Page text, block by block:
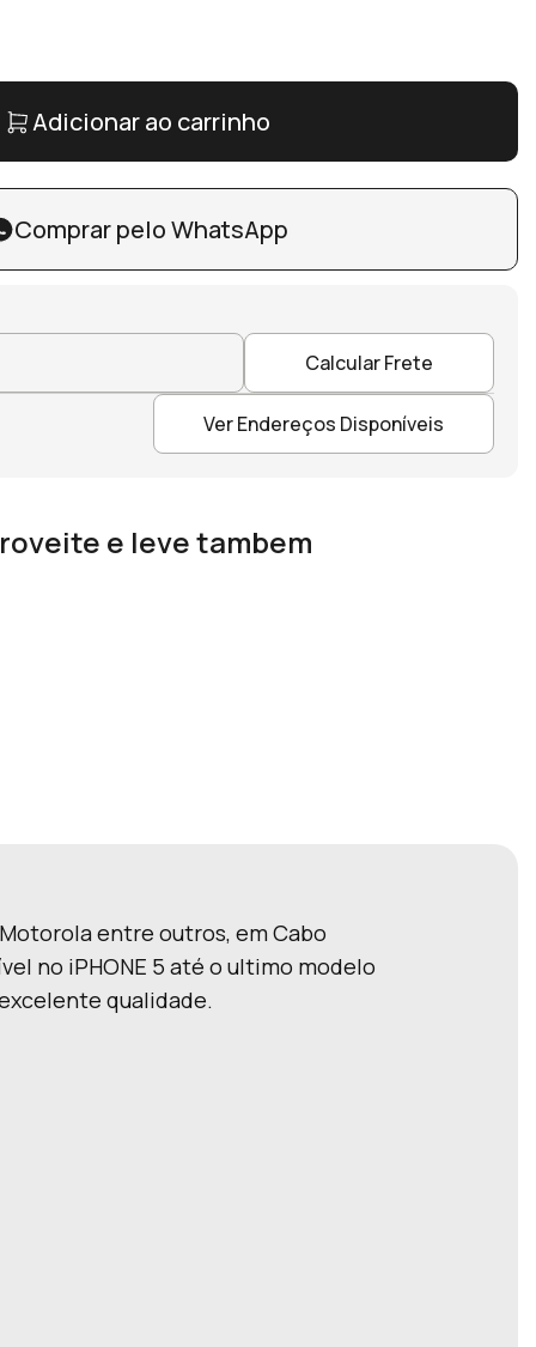
Adicionar ao carrinho
Comprar pelo WhatsApp
Calcular Frete
Ver Endereços Disponíveis
e leve tambem
entre outros, em Cabo
no iPHONE 5 até o ultimo modelo
qualidade.